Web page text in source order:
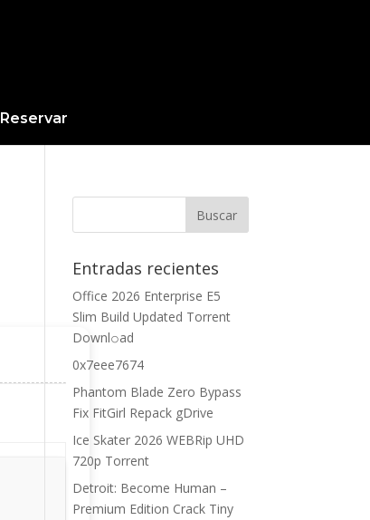
Reservar
Entradas recientes
Office 2026 Enterprise E5
Slim Build Updated Torrent
Downl𝚘аd
0x7eee7674
Phantom Blade Zero Bypass
Fix FitGirl Repack gDrive
Ice Skater 2026 WEBRip UHD
720p Torrent
Detroit: Become Human –
Premium Edition Crack Tiny